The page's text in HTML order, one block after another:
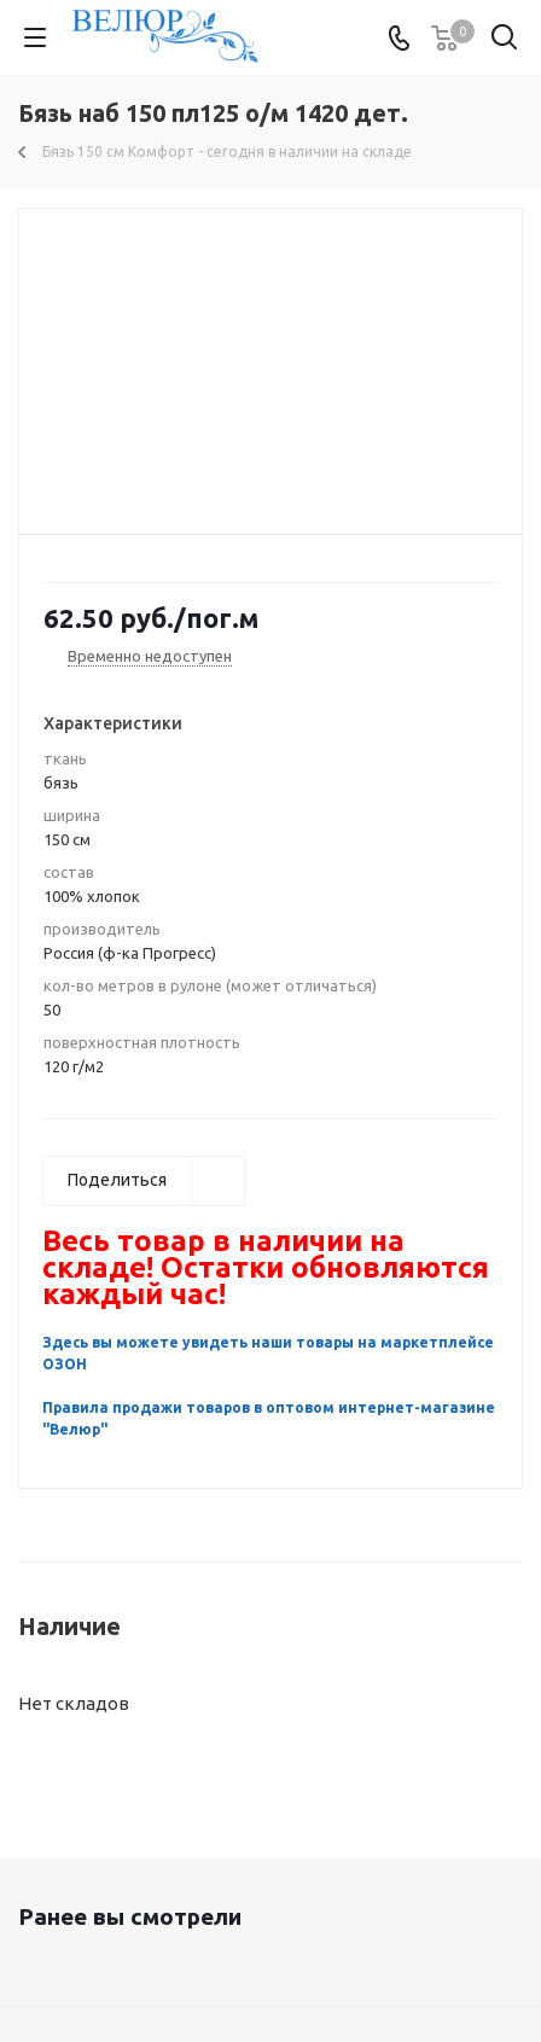
0
Бязь наб 150 пл125 о/м 1420 дет.
Бязь 150 см Комфорт - сегодня в наличии на складе
62.50 руб./пог.м
Временно недоступен
Характеристики
ткань
бязь
ширина
150 см
состав
100% хлопок
производитель
Россия (ф-ка Прогресс)
кол-во метров в рулоне (может отличаться)
50
поверхностная плотность
120 г/м2
Поделиться
Весь товар в наличии на
складе! Остатки обновляются
каждый час!
Здесь вы можете увидеть наши товары на маркетплейсе
ОЗОН
Правила продажи товаров в оптовом интернет-магазине
"Велюр"
Наличие
Нет складов
Ранее вы смотрели